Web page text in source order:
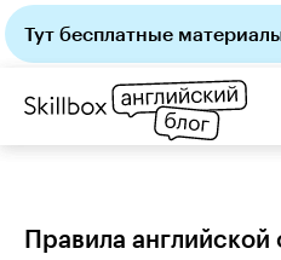
Тут бесплатные
Правила английской